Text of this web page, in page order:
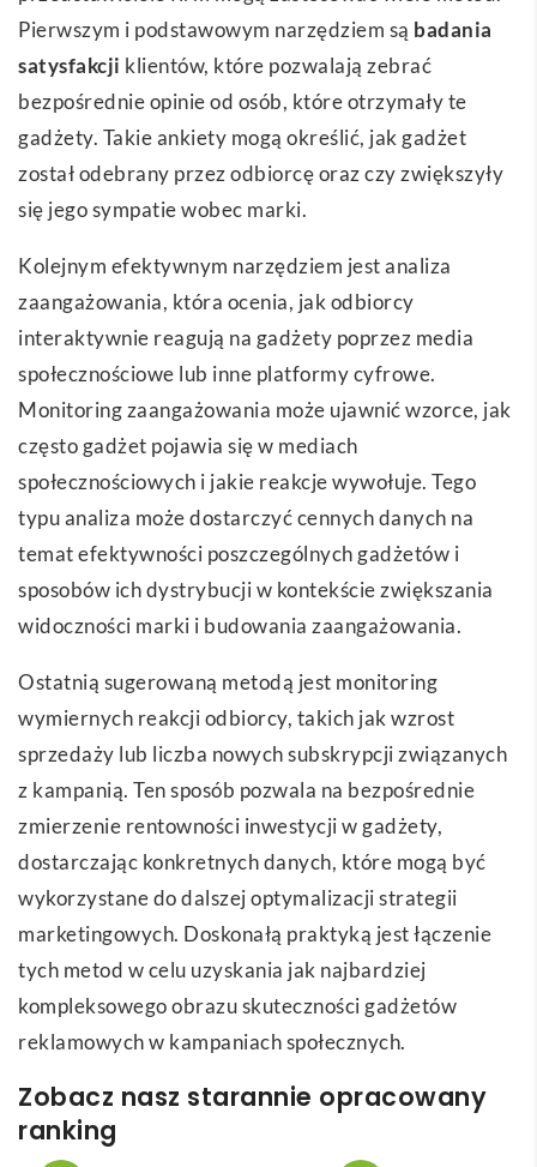
Pierwszym i podstawowym narzędziem są badania
satysfakcji klientów, które pozwalają zebrać
bezpośrednie opinie od osób, które otrzymały te
gadżety. Takie ankiety mogą określić, jak gadżet
został odebrany przez odbiorcę oraz czy zwiększyły
się jego sympatie wobec marki.
Kolejnym efektywnym narzędziem jest analiza
zaangażowania, która ocenia, jak odbiorcy
interaktywnie reagują na gadżety poprzez media
społecznościowe lub inne platformy cyfrowe.
Monitoring zaangażowania może ujawnić wzorce, jak
często gadżet pojawia się w mediach
społecznościowych i jakie reakcje wywołuje. Tego
typu analiza może dostarczyć cennych danych na
temat efektywności poszczególnych gadżetów i
sposobów ich dystrybucji w kontekście zwiększania
widoczności marki i budowania zaangażowania.
Ostatnią sugerowaną metodą jest monitoring
wymiernych reakcji odbiorcy, takich jak wzrost
sprzedaży lub liczba nowych subskrypcji związanych
z kampanią. Ten sposób pozwala na bezpośrednie
zmierzenie rentowności inwestycji w gadżety,
dostarczając konkretnych danych, które mogą być
wykorzystane do dalszej optymalizacji strategii
marketingowych. Doskonałą praktyką jest łączenie
tych metod w celu uzyskania jak najbardziej
kompleksowego obrazu skuteczności gadżetów
reklamowych w kampaniach społecznych.
Zobacz nasz starannie opracowany
ranking